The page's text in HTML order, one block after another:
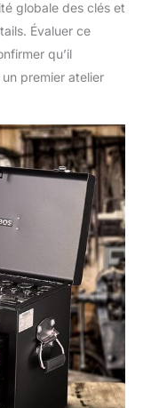
globale des clés et
Évaluer ce
qu’il
premier atelier